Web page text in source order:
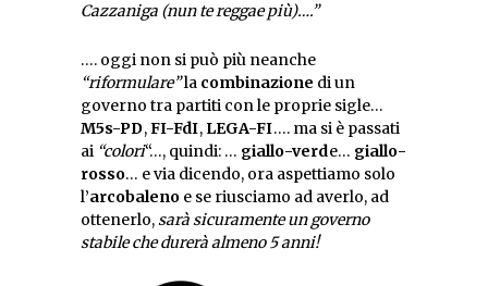
Cazzaniga (nun te reggae più)….”
…. oggi non si può più neanche
“riformulare”la combinazione di un
governo tra partiti con le proprie sigle…
M5s-PD,FI-FdI, LEGA-FI…. ma si è passati
ai “colori“…, quindi: … giallo-verde… giallo-
rosso… e via dicendo, ora aspettiamo solo
l’arcobaleno e se riusciamo ad averlo, ad
ottenerlo,sarà sicuramente un governo
stabile che durerà almeno 5 anni!